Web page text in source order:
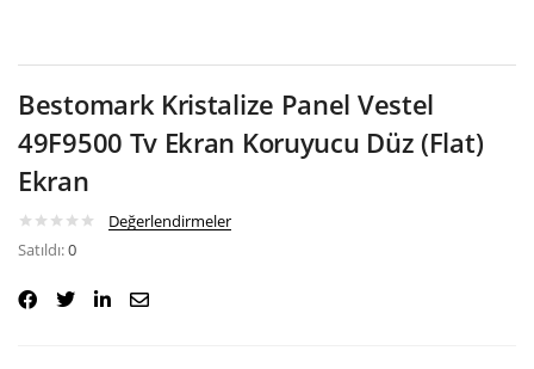
Bestomark Kristalize Panel Vestel
49F9500 Tv Ekran Koruyucu Düz (Flat)
Ekran
Değerlendirmeler
Satıldı:0